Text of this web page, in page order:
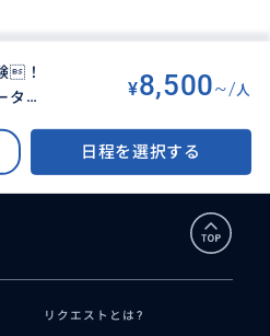
！
タイ
¥8,500~/ 人
日程を選択する
付き、ガイド同行のフリータイムプラン
リクエストとは?